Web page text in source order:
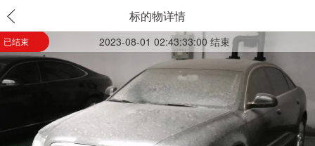
标的物详情
已结束 2023-08-01 02:43:33:00 结束